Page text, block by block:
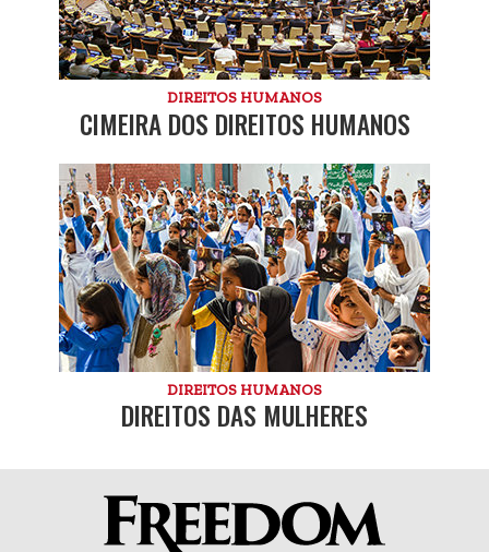
DIREITOS HUMANOS
CIMEIRA DOS DIREITOS HUMANOS
DIREITOS HUMANOS
DIREITOS DAS MULHERES